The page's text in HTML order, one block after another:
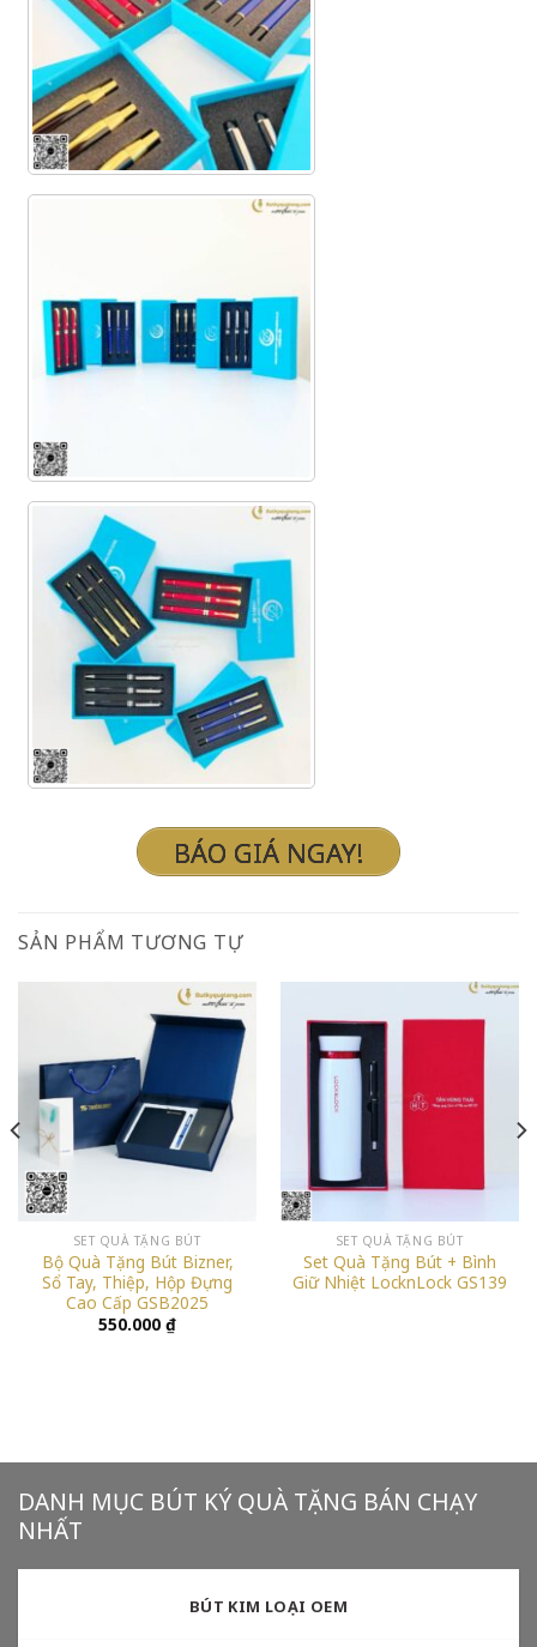
BÁO GIÁ NGAY!
SẢN PHẨM TƯƠNG TỰ
SET QUÀ TẶNG BÚT
Bộ Quà Tặng Bút Bizner,
Sổ Tay, Thiệp, Hộp Đựng
Cao Cấp GSB2025
550.000 ₫
SET QUÀ TẶNG BÚT
Set Quà Tặng Bút + Bình
Giữ Nhiệt LocknLock GS139
DANH MỤC BÚT KÝ QUÀ TẶNG BÁN CHẠY
NHẤT
BÚT KIM LOẠI OEM